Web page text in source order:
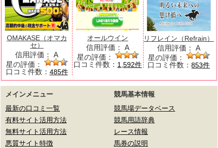
OMAKASE（オマカ
セ）
信用評価： A
星の評価：
口コミ件数： 485件
オールウイン
信用評価： A
星の評価：
口コミ件数： 1,592件
リフレイン（Refrain）
信用評価： A
星の評価：
口コミ件数：853件
メインメニュー
最新の口コミ一覧
有料サイト活用方法
無料サイト活用方法
悪質サイト特徴
競馬基本情報
競馬場データベース
競馬用語辞典
レース情報
馬券の説明